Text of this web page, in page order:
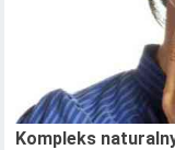
Kompleks